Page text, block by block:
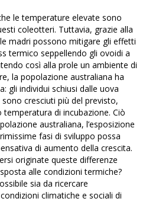
le temperature elevate sono
coleotteri. Tuttavia, grazie alla
madri possono mitigare gli effetti
termico seppellendo gli ovoidi a
così alla prole un ambiente di
la popolazione australiana ha
gli individui schiusi dalle uova
cresciuti più del previsto,
di incubazione. Ciò
australiana, l’esposizione
fasi di sviluppo possa
di aumento della crescita.
originate queste differenze
alle condizioni termiche?
sia da ricercare
climatiche e sociali di